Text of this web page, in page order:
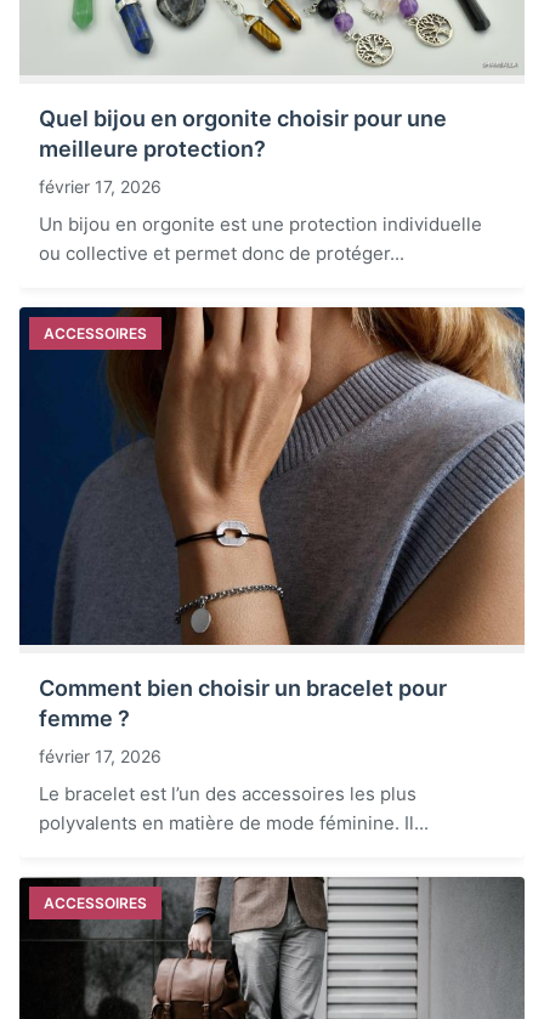
Quel bijou en orgonite choisir pour une
meilleure protection?
février 17, 2026
Un bijou en orgonite est une protection individuelle
ou collective et permet donc de protéger...
ACCESSOIRES
Comment bien choisir un bracelet pour
femme ?
février 17, 2026
Le bracelet est l’un des accessoires les plus
polyvalents en matière de mode féminine. Il...
ACCESSOIRES